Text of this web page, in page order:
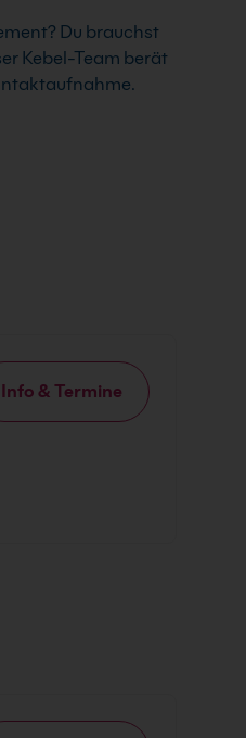
Du brauchst
Kebel-Team berät
Info & Termine